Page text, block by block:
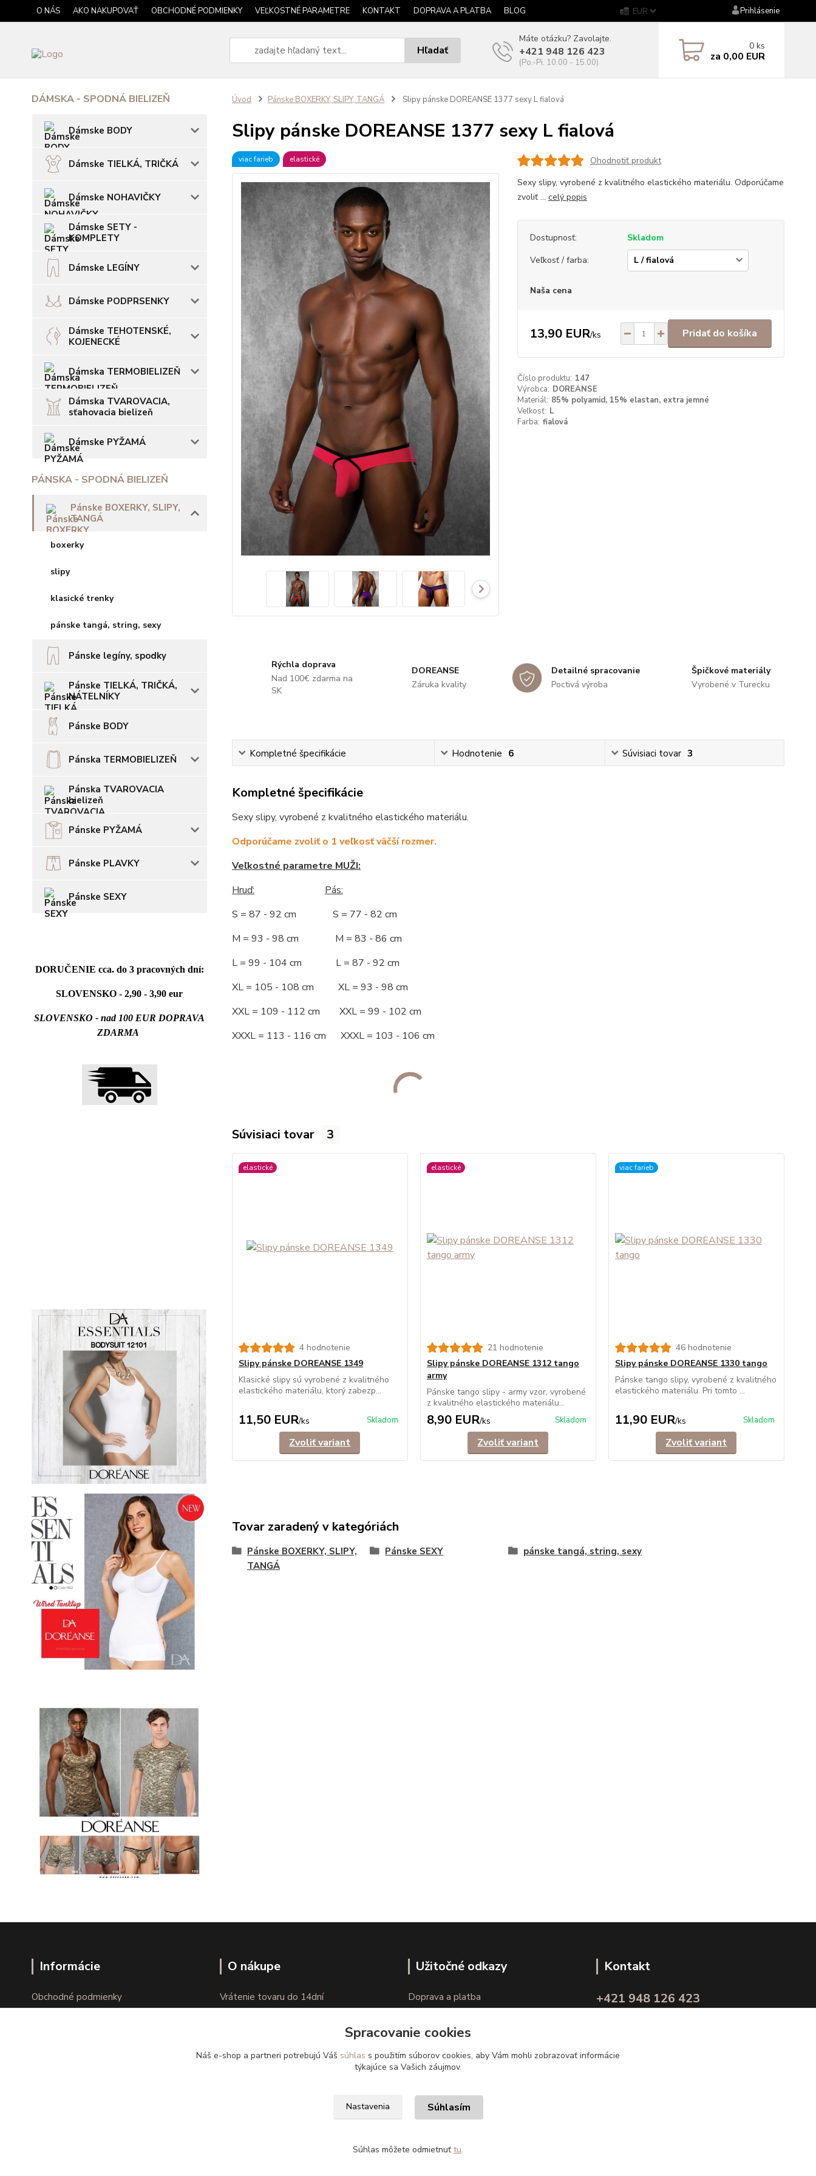
O NÁS AKO NAKUPOVAŤ OBCHODNÉ PODMIENKY VEĽKOSTNÉ PARAMETRE KONTAKT DOPRAVA A PLATBA BLOG EUR Prihlásenie
Hľadať
Máte otázku? Zavolajte.
+421 948 126 423
(Po.-Pi. 10.00 - 15.00)
0 ks
za 0,00 EUR
DÁMSKA - SPODNÁ BIELIZEŇ
Dámske BODY
Dámske TIELKÁ, TRIČKÁ
Dámske NOHAVIČKY
Dámske SETY -
KOMPLETY
Dámske LEGÍNY
Dámske PODPRSENKY
Dámske TEHOTENSKÉ,
KOJENECKÉ
Dámska TERMOBIELIZEŇ
Dámska TVAROVACIA,
sťahovacia bielizeň
Dámske PYŽAMÁ
PÁNSKA - SPODNÁ BIELIZEŇ
Pánske BOXERKY, SLIPY,
TANGÁ
boxerky
slipy
klasické trenky
pánske tangá, string, sexy
Pánske legíny, spodky
Pánske TIELKÁ, TRIČKÁ,
NÁTELNÍKY
Pánske BODY
Pánska TERMOBIELIZEŇ
Pánska TVAROVACIA
bielizeň
Pánske PYŽAMÁ
Pánske PLAVKY
Pánske SEXY
DORUČENIE cca. do 3 pracovných dní:
SLOVENSKO - 2,90 - 3,90 eur
SLOVENSKO - nad 100 EUR DOPRAVA
ZDARMA
Úvod Pánske BOXERKY, SLIPY, TANGÁ Slipy pánske DOREANSE 1377 sexy L fialová
Slipy pánske DOREANSE 1377 sexy L fialová
viac farieb elastické
Ohodnotiť produkt
Sexy slipy, vyrobené z kvalitného elastického materiálu. Odporúčame
zvoliť ... celý popis
Dostupnosť:
Skladom
Veľkosť / farba:
Naša cena
13,90 EUR/ks Pridať do košíka
Číslo produktu: 147
Výrobca: DOREANSE
Materiál: 85% polyamid, 15% elastan, extra jemné
Veľkosť: L
Farba: fialová
Rýchla doprava
Nad 100€ zdarma na
SK
DOREANSE
Záruka kvality
Detailné spracovanie
Poctivá výroba
Špičkové materiály
Vyrobené v Turecku
Kompletné špecifikácie Hodnotenie 6 Súvisiaci tovar 3
Kompletné špecifikácie
Sexy slipy, vyrobené z kvalitného elastického materiálu.
Odporúčame zvoliť o 1 veľkosť väčší rozmer.
Veľkostné parametre MUŽI:
Hruď:
Pás:
S = 87 - 92 cm S = 77 - 82 cm
M = 93 - 98 cm M = 83 - 86 cm
L = 99 - 104 cm L = 87 - 92 cm
XL = 105 - 108 cm XL = 93 - 98 cm
XXL = 109 - 112 cm XXL = 99 - 102 cm
XXXL = 113 - 116 cm XXXL = 103 - 106 cm
Súvisiaci tovar 3
elastické
4 hodnotenie
Slipy pánske DOREANSE 1349
Klasické slipy sú vyrobené z kvalitného
elastického materiálu, ktorý zabezp...
11,50 EUR/ks Skladom
Zvoliť variant
elastické
21 hodnotenie
Slipy pánske DOREANSE 1312 tango
army
Pánske tango slipy - army vzor, vyrobené
z kvalitného elastického materiálu...
8,90 EUR/ks Skladom
Zvoliť variant
viac farieb
46 hodnotenie
Slipy pánske DOREANSE 1330 tango
Pánske tango slipy, vyrobené z kvalitného
elastického materiálu. Pri tomto ...
11,90 EUR/ks Skladom
Zvoliť variant
Tovar zaradený v kategóriách
Pánske BOXERKY, SLIPY,
TANGÁ
Pánske SEXY pánske tangá, string, sexy
Informácie
Obchodné podmienky
O nákupe
Vrátenie tovaru do 14dní
Užitočné odkazy
Doprava a platba
Kontakt
+421 948 126 423
Spracovanie cookies
Náš e-shop a partneri potrebujú Váš súhlas s použitím súborov cookies, aby Vám mohli zobrazovať informácie
týkajúce sa Vašich záujmov.
Nastavenia Súhlasím
Súhlas môžete odmietnuť tu.